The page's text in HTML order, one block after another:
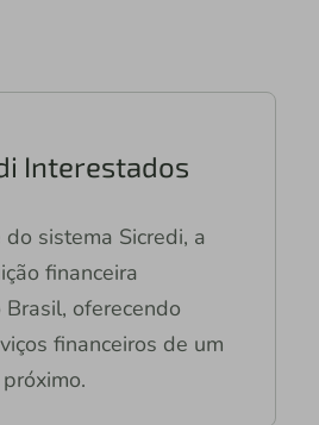
Interestados
sistema Sicredi, a
financeira
oferecendo
financeiros de um